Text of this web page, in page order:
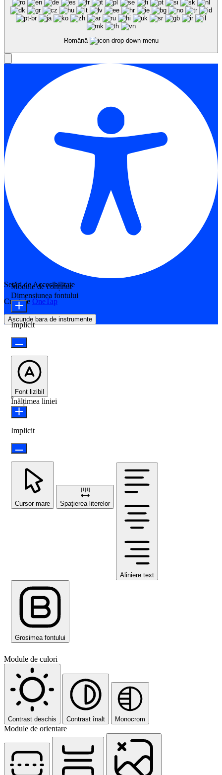
Română
Setări de Accesibilitate
Creat de OneTap
Ascunde bara de instrumente
Module de conținut
Dimensiunea fontului
Implicit
Font lizibil
Înălțimea liniei
Implicit
Cursor mare Spațierea literelor
Aliniere text
Grosimea fontului
Module de culori
Contrast deschis Contrast înalt Monocrom
Module de orientare